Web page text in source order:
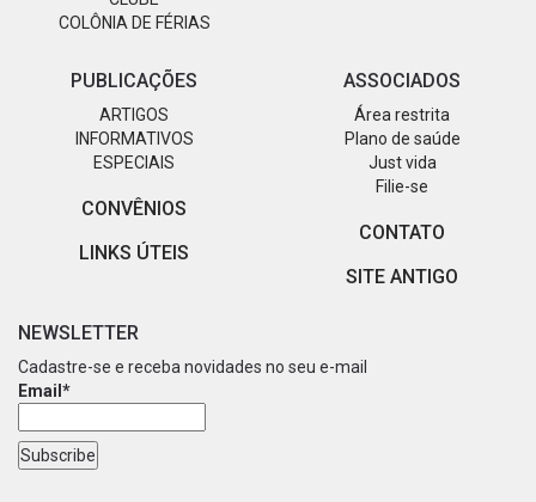
COLÔNIA DE FÉRIAS
PUBLICAÇÕES
ARTIGOS
INFORMATIVOS
ESPECIAIS
CONVÊNIOS
LINKS ÚTEIS
ASSOCIADOS
Área restrita
Plano de saúde
Just vida
Filie-se
CONTATO
SITE ANTIGO
NEWSLETTER
Cadastre-se e receba novidades no seu e-mail
Email*